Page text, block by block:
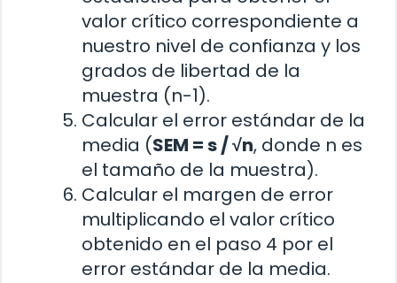
valor crítico correspondiente a
nuestro nivel de confianza y los
grados de libertad de la
muestra (n-1).
Calcular el error estándar de la
media (SEM = s / √n, donde n es
el tamaño de la muestra).
Calcular el margen de error
multiplicando el valor crítico
obtenido en el paso 4 por el
error estándar de la media.